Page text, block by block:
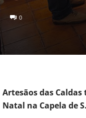
0
Artesãos das
Natal na Capela de